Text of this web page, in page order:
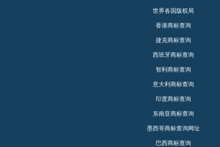
世界各国版权局
香港商标查询
捷克商标查询
西班牙商标查询
智利商标查询
意大利商标查询
印度商标查询
东南亚商标查询
墨西哥商标查询网址
巴西商标查询